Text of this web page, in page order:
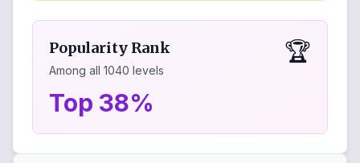
Popularity Rank
Among all 1040 levels
🏆
Top 38%